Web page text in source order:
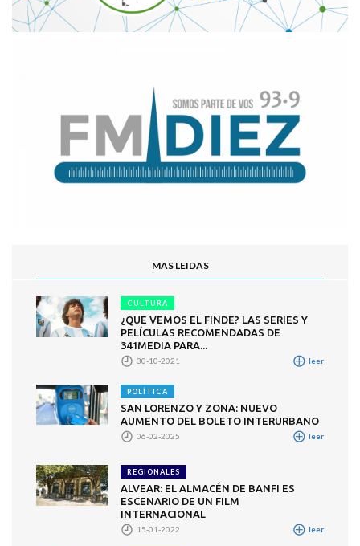
MAS LEIDAS
CULTURA
¿QUE VEMOS EL FINDE? LAS SERIES Y
PELÍCULAS RECOMENDADAS DE
341MEDIA PARA...
30-10-2021 leer
POLÍTICA
SAN LORENZO Y ZONA: NUEVO
AUMENTO DEL BOLETO INTERURBANO
06-02-2025 leer
REGIONALES
ALVEAR: EL ALMACÉN DE BANFI ES
ESCENARIO DE UN FILM
INTERNACIONAL
15-01-2022 leer